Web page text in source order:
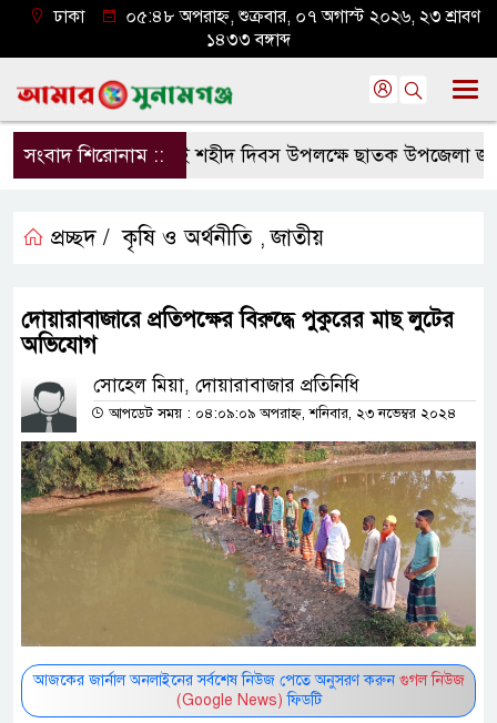
ঢাকা
০৫:৪৮ অপরাহ্ন, শুক্রবার, ০৭ অগাস্ট ২০২৬, ২৩ শ্রাবণ
১৪৩৩ বঙ্গাব্দ
সংবাদ শিরোনাম ::জুলাই শহীদ দিবস উপলক্ষে ছাতক উপজেলা
প্রচ্ছদ / কৃষি ও অর্থনীতি ,জাতীয়
দোয়ারাবাজারে প্রতিপক্ষের বিরুদ্ধে পুকুরের মাছ লুটের
অভিযোগ
সোহেল মিয়া, দোয়ারাবাজার প্রতিনিধি
আপডেট সময় : ০৪:০৯:০৯ অপরাহ্ন, শনিবার, ২৩ নভেম্বর ২০২৪
আজকের জার্নাল অনলাইনের সর্বশেষ নিউজ পেতে অনুসরণ করুন গুগল নিউজ
(Google News) ফিডটি